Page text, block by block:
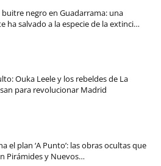
buitre negro en Guadarrama: una
ha salvado a la especie de la extinci…
Ouka Leele y los rebeldes de La
para revolucionar Madrid
el plan ‘A Punto’: las obras ocultas que
Pirámides y Nuevos…